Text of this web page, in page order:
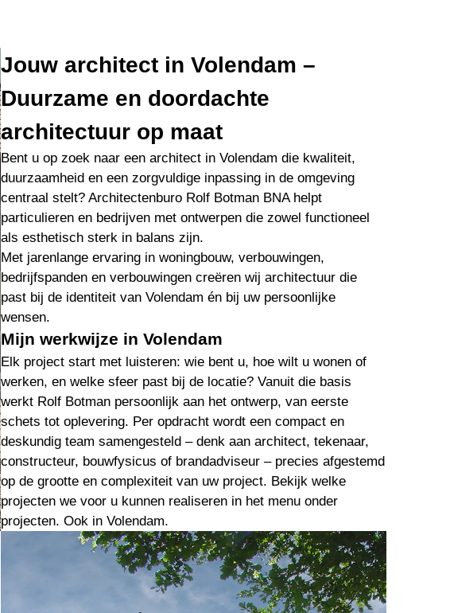
Jouw architect in Volendam –
Duurzame en doordachte
architectuur op maat
Bent u op zoek naar een architect in Volendam die kwaliteit,
duurzaamheid en een zorgvuldige inpassing in de omgeving
centraal stelt? Architectenburo Rolf Botman BNA helpt
particulieren en bedrijven met ontwerpen die zowel functioneel
als esthetisch sterk in balans zijn.
Met jarenlange ervaring in woningbouw, verbouwingen,
bedrijfspanden en verbouwingen creëren wij architectuur die
past bij de identiteit van Volendam én bij uw persoonlijke
wensen.
Mijn werkwijze in Volendam
Elk project start met luisteren: wie bent u, hoe wilt u wonen of
werken, en welke sfeer past bij de locatie? Vanuit die basis
werkt Rolf Botman persoonlijk aan het ontwerp, van eerste
schets tot oplevering. Per opdracht wordt een compact en
deskundig team samengesteld – denk aan architect, tekenaar,
constructeur, bouwfysicus of brandadviseur – precies afgestemd
op de grootte en complexiteit van uw project. Bekijk welke
projecten we voor u kunnen realiseren in het menu onder
projecten. Ook in Volendam.